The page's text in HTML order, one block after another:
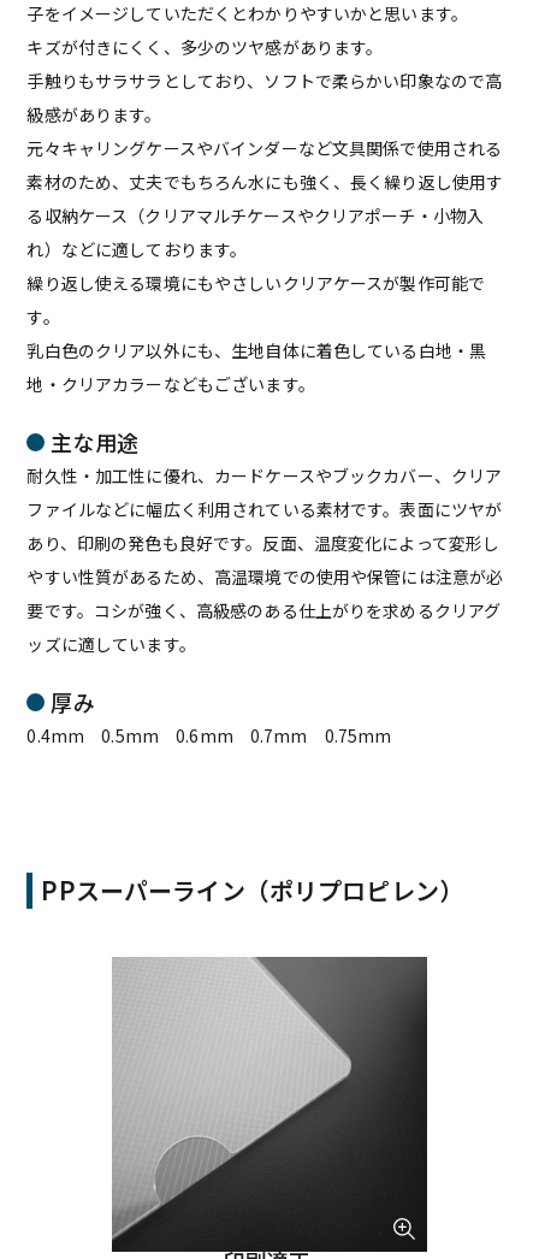
子をイメージしていただくとわかりやすいかと思います。
キズが付きにくく、多少のツヤ感があります。
手触りもサラサラとしており、ソフトで柔らかい印象なので高
級感があります。
元々キャリングケースやバインダーなど文具関係で使用される
素材のため、丈夫でもちろん水にも強く、長く繰り返し使用す
る収納ケース（クリアマルチケースやクリアポーチ・小物入
れ）などに適しております。
繰り返し使える環境にもやさしいクリアケースが製作可能で
す。
乳白色のクリア以外にも、生地自体に着色している白地・黒
地・クリアカラーなどもございます。
主な用途
耐久性・加工性に優れ、カードケースやブックカバー、クリア
ファイルなどに幅広く利用されている素材です。表面にツヤが
あり、印刷の発色も良好です。反面、温度変化によって変形し
やすい性質があるため、高温環境での使用や保管には注意が必
要です。コシが強く、高級感のある仕上がりを求めるクリアグ
ッズに適しています。
厚み
0.4mm 0.5mm 0.6mm 0.7mm 0.75mm
PPスーパーライン（ポリプロピレン）